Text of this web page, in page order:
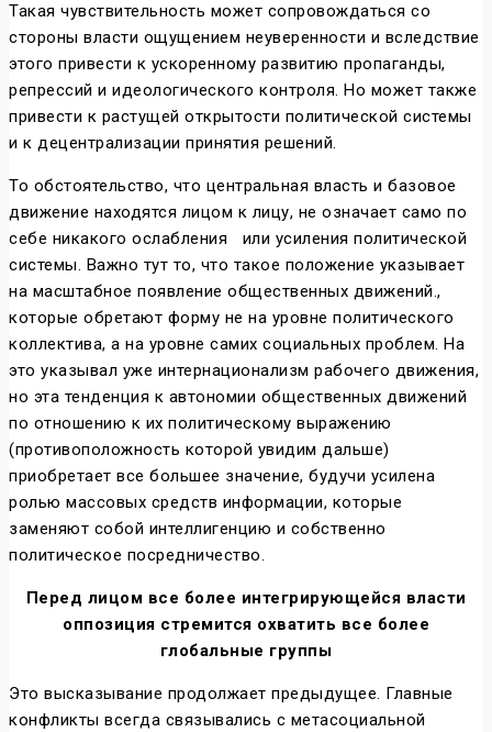
Такая чувствительность может сопровождаться со
стороны власти ощущением неуверенности и вследствие
этого привести к ускоренному развитию пропаганды,
репрессий и идеологического контроля. Но может также
привести к растущей открытости политической системы
и к децентрализации принятия решений.
То обстоятельство, что центральная власть и базовое
движение находятся лицом к лицу, не означает само по
себе никакого ослабления
или усиления политической
системы. Важно тут то, что такое положение указывает
на масштабное появление общественных движений.,
которые обретают форму не на уровне политического
коллектива, а на уровне самих социальных проблем. На
это указывал уже интернационализм рабочего движения,
но эта тенденция к автономии общественных движений
по отношению к их политическому выражению
(противоположность которой увидим дальше)
приобретает все большее значение, будучи усилена
ролью массовых средств информации, которые
заменяют собой интеллигенцию и собственно
политическое посредничество.
Перед лицом все более интегрирующейся власти
оппозиция стремится охватить все более
глобальные группы
Это высказывание продолжает предыдущее. Главные
конфликты всегда связывались с метасоциальной